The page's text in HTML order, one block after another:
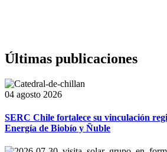
Últimas publicaciones
04 agosto 2026
SERC Chile fortalece su vinculación
Energía de Biobío y Ñuble